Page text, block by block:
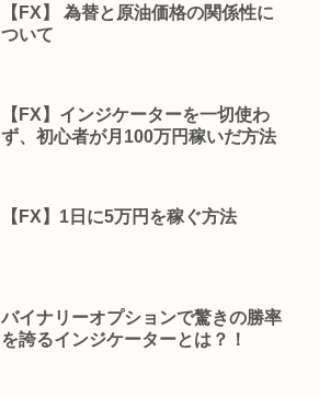
【FX】 為替と原油価格の関係性に
ついて
【FX】インジケーターを一切使わ
ず、初心者が月100万円稼いだ方法
【FX】1日に5万円を稼ぐ方法
バイナリーオプションで驚きの勝率
を誇るインジケーターとは？！